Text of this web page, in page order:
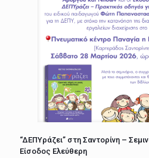
“ΔΕΠΥράζει” στη Σαντορίνη –
Είσοδος Ελεύθερη